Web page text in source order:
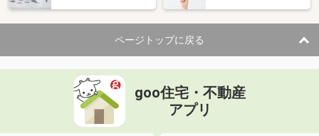
ページトップに戻る
goo住宅・不動産
アプリ